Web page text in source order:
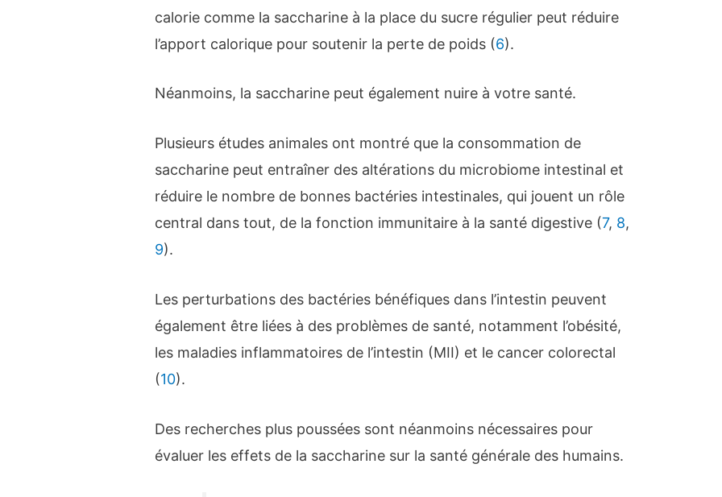
calorie comme la saccharine à la place du sucre régulier peut réduire
l’apport calorique pour soutenir la perte de poids (6).
Néanmoins, la saccharine peut également nuire à votre santé.
Plusieurs études animales ont montré que la consommation de
saccharine peut entraîner des altérations du microbiome intestinal et
réduire le nombre de bonnes bactéries intestinales, qui jouent un rôle
central dans tout, de la fonction immunitaire à la santé digestive (7, 8,
9).
Les perturbations des bactéries bénéfiques dans l’intestin peuvent
également être liées à des problèmes de santé, notamment l’obésité,
les maladies inflammatoires de l’intestin (MII) et le cancer colorectal
(10).
Des recherches plus poussées sont néanmoins nécessaires pour
évaluer les effets de la saccharine sur la santé générale des humains.